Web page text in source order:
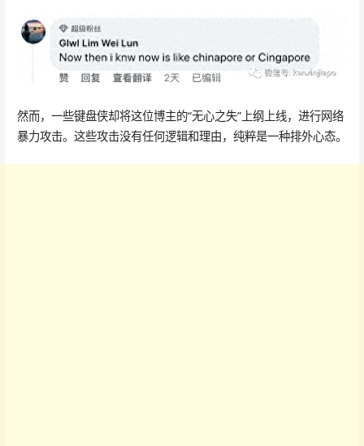
然而，一些键盘侠却将这位博主的“无心之失”上纲上线，进行网络
暴力攻击。这些攻击没有任何逻辑和理由，纯粹是一种排外心态。